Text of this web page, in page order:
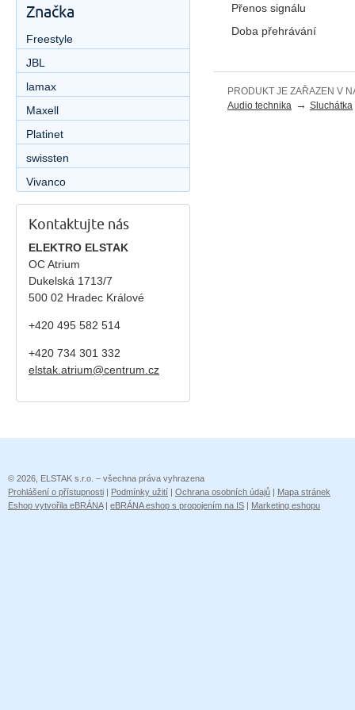
Přenos signálu
Doba přehrávání
PRODUKT JE ZAŘAZEN V
Audio technika → Sluchátka
Značka
Freestyle
JBL
lamax
Maxell
Platinet
swissten
Vivanco
Kontaktujte nás
ELEKTRO ELSTAK
OC Atrium
Dukelská 1713/7
500 02 Hradec Králové
+420 495 582 514
+420 734 301 332
elstak.atrium@centrum.cz
© 2026, ELSTAK s.r.o. – všechna práva vyhrazena
Prohlášení o přístupnosti | Podmínky užití | Ochrana osobních údajů | Mapa stránek
Eshop vytvořila eBRÁNA| eBRÁNA eshop s propojením na IS | Marketing eshopu